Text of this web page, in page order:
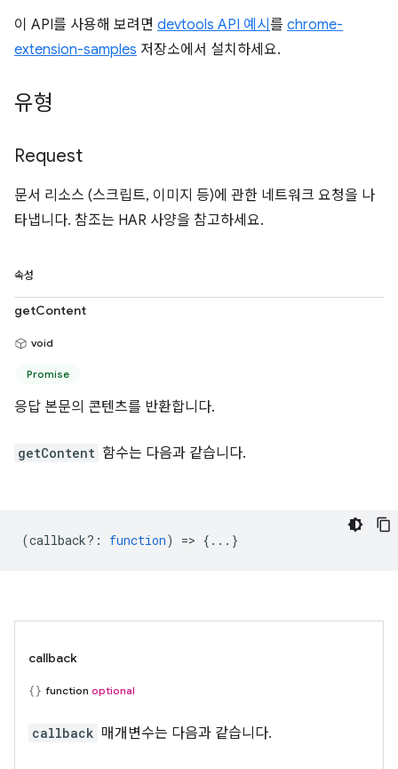
이 API를 사용해 보려면 devtools API 예시 를 chrome-
extension-samples 저장소에서 설치하세요.
유형
Request
문서 리소스 (스크립트, 이미지 등)에 관한 네트워크 요청을 나
타냅니다. 참조는 HAR 사양을 참고하세요.
속성
getContent
void
Promise
응답 본문의 콘텐츠를 반환합니다.
getContent 함수는 다음과 같습니다.
(callback? : function) => {...}
callback
function optional
callback 매개변수는 다음과 같습니다.